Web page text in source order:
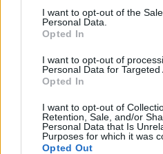
consent section.
I want to opt-out of the
Personal Data.
Opted In
I want to opt-out of
Personal Data for Targeted
Opted In
I want to opt-out of
Retention, Sale, and/or
Personal Data that Is
Purposes for which it was
Opted Out
17:14 16.09.25
Νέο σοβαρό κρούσμα
Νείλου στην Ηλεία –